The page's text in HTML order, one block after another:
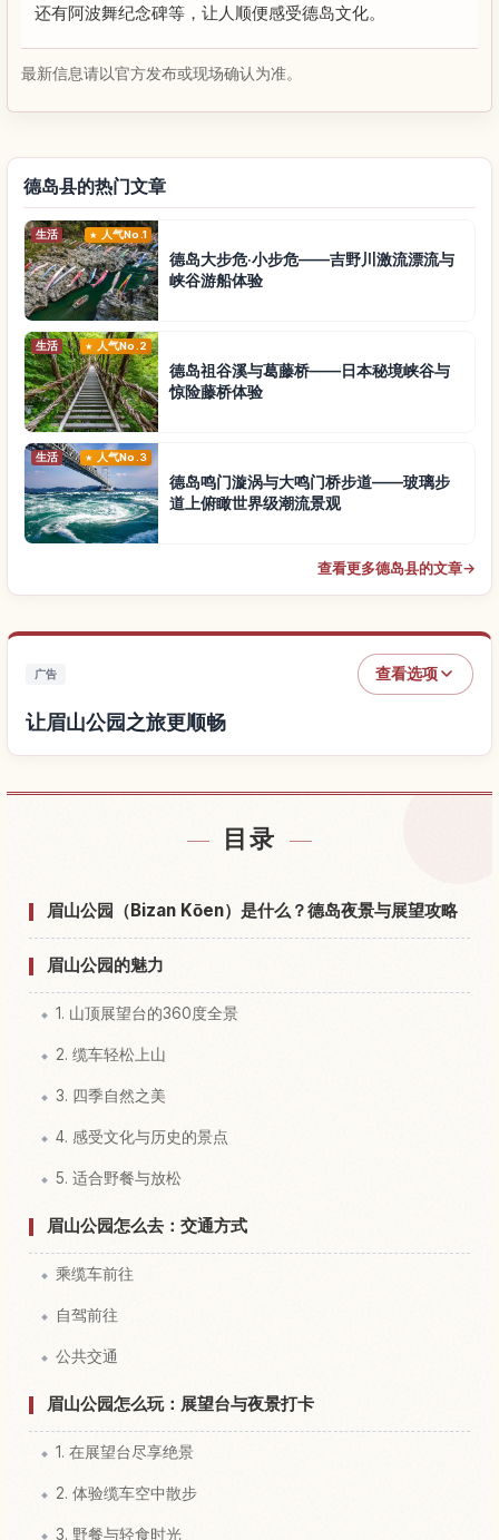
还有阿波舞纪念碑等，让人顺便感受德岛文化。
最新信息请以官方发布或现场确认为准。
德岛县的热门文章
生活 人气No.1
德岛大步危·小步危——吉野川激流漂流与
峡谷游船体验
生活 人气No.2
德岛祖谷溪与葛藤桥——日本秘境峡谷与
惊险藤桥体验
生活 人气No.3
德岛鸣门漩涡与大鸣门桥步道——玻璃步
道上俯瞰世界级潮流景观
查看更多德岛县的文章→
广告 查看选项
让眉山公园之旅更顺畅
目录
眉山公园（Bizan Kōen）是什么？德岛夜景与展望攻略
眉山公园的魅力
1. 山顶展望台的360度全景
2. 缆车轻松上山
3. 四季自然之美
4. 感受文化与历史的景点
5. 适合野餐与放松
眉山公园怎么去：交通方式
乘缆车前往
自驾前往
公共交通
眉山公园怎么玩：展望台与夜景打卡
1. 在展望台尽享绝景
2. 体验缆车空中散步
3. 野餐与轻食时光